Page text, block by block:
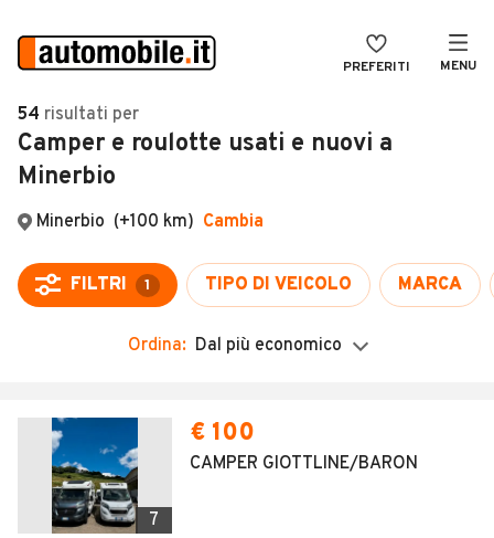
PREFERITI MENU
Auto
Auto usate
Auto Km 0
Auto Nuove
Moto
Camper
Veicoli Commerciali
VENDI
MAGAZINE
ACCEDI
54 risultati per
Camper e roulotte usati e nuovi a
Minerbio
Ordina: Dal più economico
7
€ 100
CAMPER GIOTTLINE/BARON